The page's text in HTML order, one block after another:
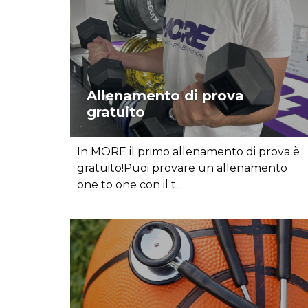
Allenamento di prova
gratuito
In MORE il primo allenamento di prova è
gratuito!Puoi provare un allenamento
one to one con il t...